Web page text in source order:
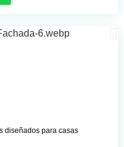
diseñados para casas